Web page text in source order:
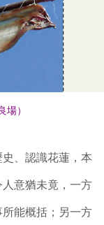
場）
、認識花蓮，本
意猶未竟，一方
能概括；另一方